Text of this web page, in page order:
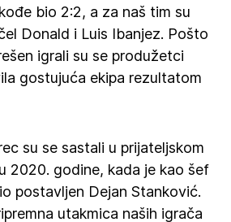
bio 2:2, a za naš tim su
Donald i Luis Ibanjez. Pošto
igrali su se produžetci
gostujuća ekipa rezultatom
su se sastali u prijateljskom
2020. godine, kada je kao šef
postavljen Dejan Stanković.
utakmica naših igrača